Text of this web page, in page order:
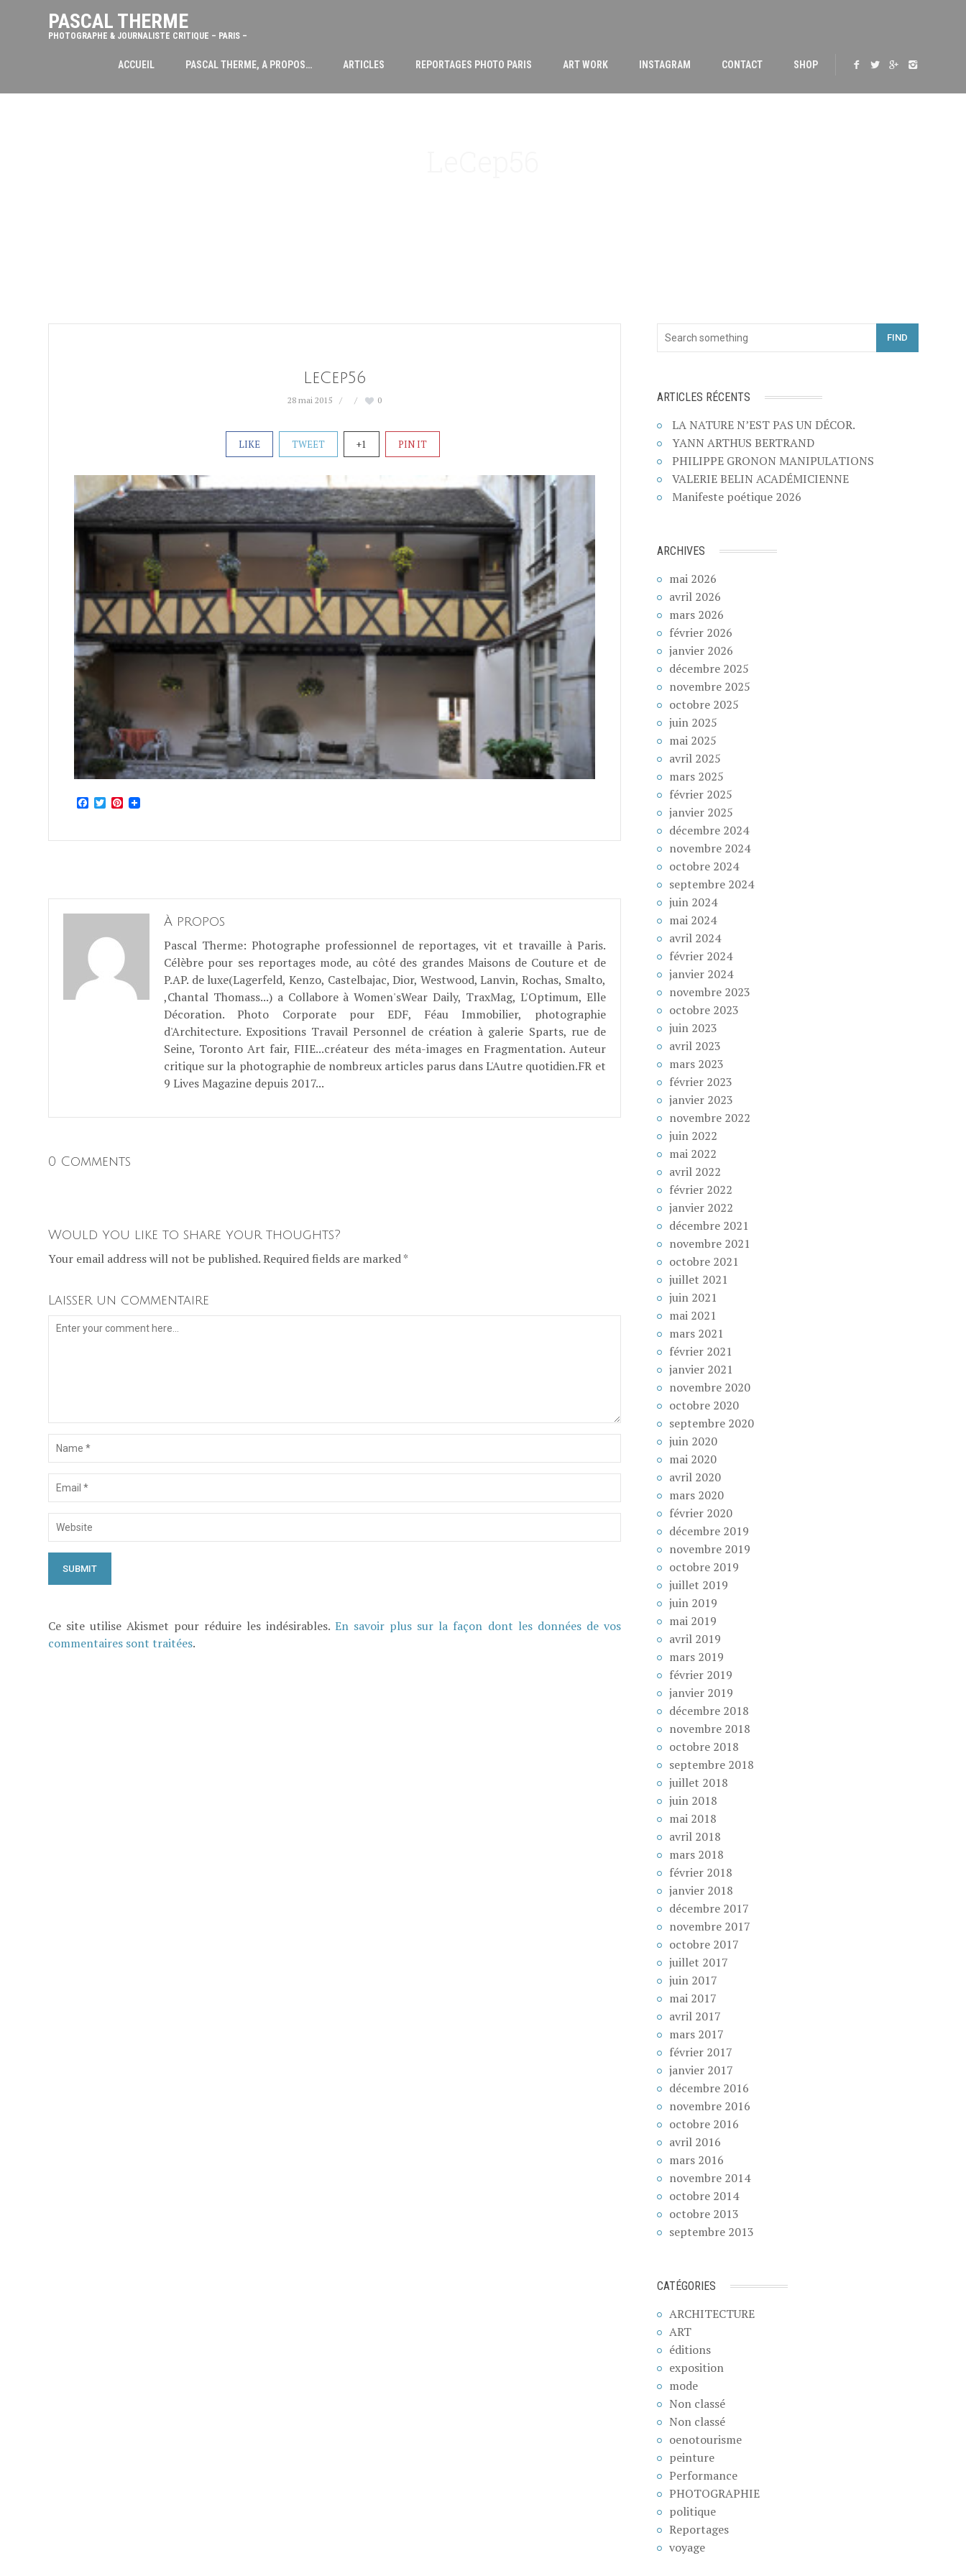
PASCAL THERME
PHOTOGRAPHE & JOURNALISTE CRITIQUE – PARIS –
ACCUEIL PASCAL THERME, A PROPOS… ARTICLES REPORTAGES PHOTO PARIS ART WORK INSTAGRAM CONTACT SHOP
LeCep56
28 mai 2015 0
LIKE TWEET +1 PIN IT
Facebook
TwitterPinterest
À propos
Pascal Therme: Photographe professionnel de reportages, vit et travaille à Paris.
Célèbre pour ses reportages mode, au côté des grandes Maisons de Couture et de
P.AP. de luxe(Lagerfeld, Kenzo, Castelbajac, Dior, Westwood, Lanvin, Rochas, Smalto,
,Chantal Thomass...) a Collabore à Women'sWear Daily, TraxMag, L'Optimum, Elle
Décoration. Photo Corporate pour EDF, Féau Immobilier, photographie
d'Architecture. Expositions Travail Personnel de création à galerie Sparts, rue de
Seine, Toronto Art fair, FIIE...créateur des méta-images en Fragmentation. Auteur
critique sur la photographie de nombreux articles parus dans L'Autre quotidien.FR et
9 Lives Magazine depuis 2017...
0 Comments
Would you like to share your thoughts?
Your email address will not be published. Required fields are marked *
Laisser un commentaire
Ce site utilise Akismet pour réduire les indésirables.En savoir plus sur la façon dont les données de vos
commentaires sont traitées.
FIND
ARTICLES RÉCENTS
LA NATURE N’EST PAS UN DÉCOR.
YANN ARTHUS BERTRAND
PHILIPPE GRONON MANIPULATIONS
VALERIE BELIN ACADÉMICIENNE
Manifeste poétique 2026
ARCHIVES
mai 2026
avril 2026
mars 2026
février 2026
janvier 2026
décembre 2025
novembre 2025
octobre 2025
juin 2025
mai 2025
avril 2025
mars 2025
février 2025
janvier 2025
décembre 2024
novembre 2024
octobre 2024
septembre 2024
juin 2024
mai 2024
avril 2024
février 2024
janvier 2024
novembre 2023
octobre 2023
juin 2023
avril 2023
mars 2023
février 2023
janvier 2023
novembre 2022
juin 2022
mai 2022
avril 2022
février 2022
janvier 2022
décembre 2021
novembre 2021
octobre 2021
juillet 2021
juin 2021
mai 2021
mars 2021
février 2021
janvier 2021
novembre 2020
octobre 2020
septembre 2020
juin 2020
mai 2020
avril 2020
mars 2020
février 2020
décembre 2019
novembre 2019
octobre 2019
juillet 2019
juin 2019
mai 2019
avril 2019
mars 2019
février 2019
janvier 2019
décembre 2018
novembre 2018
octobre 2018
septembre 2018
juillet 2018
juin 2018
mai 2018
avril 2018
mars 2018
février 2018
janvier 2018
décembre 2017
novembre 2017
octobre 2017
juillet 2017
juin 2017
mai 2017
avril 2017
mars 2017
février 2017
janvier 2017
décembre 2016
novembre 2016
octobre 2016
avril 2016
mars 2016
novembre 2014
octobre 2014
octobre 2013
septembre 2013
CATÉGORIES
ARCHITECTURE
ART
éditions
exposition
mode
Non classé
Non classé
oenotourisme
peinture
Performance
PHOTOGRAPHIE
politique
Reportages
voyage